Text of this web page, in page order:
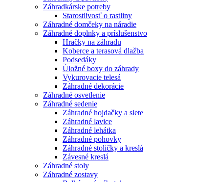
Záhradkárske potreby
Starostlivosť o rastliny
Záhradné domčeky na náradie
Záhradné doplnky a príslušenstvo
Hračky na záhradu
Koberce a terasová dlažba
Podsedáky
Úložné boxy do záhrady
Vykurovacie telesá
Záhradné dekorácie
Záhradné osvetlenie
Záhradné sedenie
Záhradné hojdačky a siete
Záhradné lavice
Záhradné lehátka
Záhradné pohovky
Záhradné stoličky a kreslá
Závesné kreslá
Záhradné stoly
Záhradné zostavy